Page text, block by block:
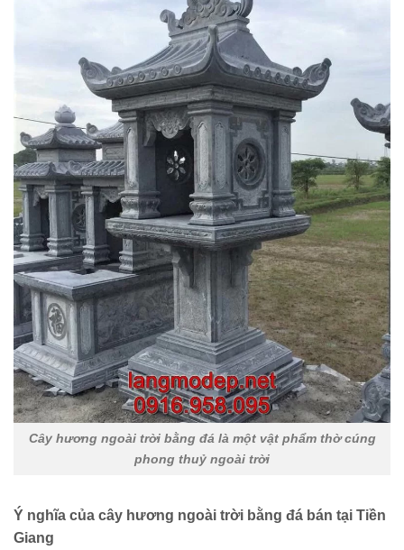
Cây hương ngoài trời bằng đá là một vật phẩm thờ cúng
phong thuỷ ngoài trời
Ý nghĩa của cây hương ngoài trời bằng đá bán tại Tiền
Giang